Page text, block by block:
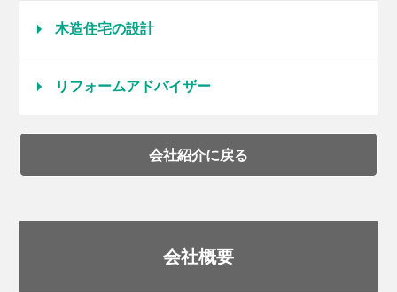
木造住宅の設計
リフォームアドバイザー
会社紹介に戻る
会社概要